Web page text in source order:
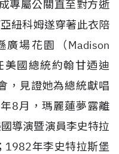
專屬公關直至對方逝
紐科姆遂穿著此衣陪
場花園（Madison
美國總統約翰甘迺迪
，見證她為總統獻唱
8月，瑪麗蓮夢露離
導演暨演員李史特拉
1982年李史特拉斯堡